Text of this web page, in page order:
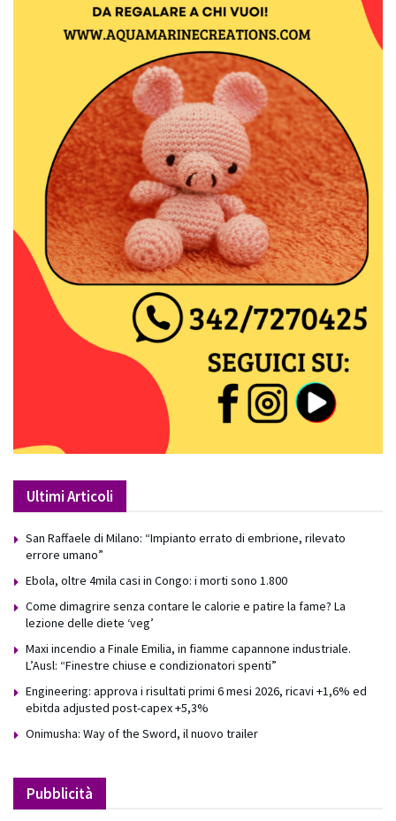
Ultimi Articoli
San Raffaele di Milano: “Impianto errato di embrione, rilevato
errore umano”
Ebola, oltre 4mila casi in Congo: i morti sono 1.800
Come dimagrire senza contare le calorie e patire la fame? La
lezione delle diete ‘veg’
Maxi incendio a Finale Emilia, in fiamme capannone industriale.
L’Ausl: “Finestre chiuse e condizionatori spenti”
Engineering: approva i risultati primi 6 mesi 2026, ricavi +1,6% ed
ebitda adjusted post-capex +5,3%
Onimusha: Way of the Sword, il nuovo trailer
Pubblicità